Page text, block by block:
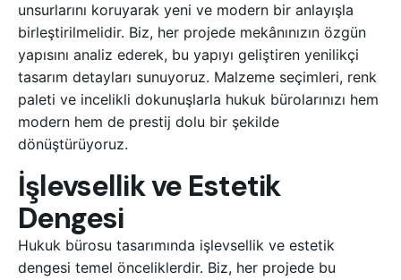
unsurlarını koruyarak yeni ve modern bir anlayışla
birleştirilmelidir. Biz, her projede mekânınızın özgün
yapısını analiz ederek, bu yapıyı geliştiren yenilikçi
tasarım detayları sunuyoruz. Malzeme seçimleri, renk
paleti ve incelikli dokunuşlarla hukuk bürolarınızı hem
modern hem de prestij dolu bir şekilde
dönüştürüyoruz.
İşlevsellik ve Estetik
Dengesi
Hukuk bürosu tasarımında işlevsellik ve estetik
dengesi temel önceliklerdir. Biz, her projede bu